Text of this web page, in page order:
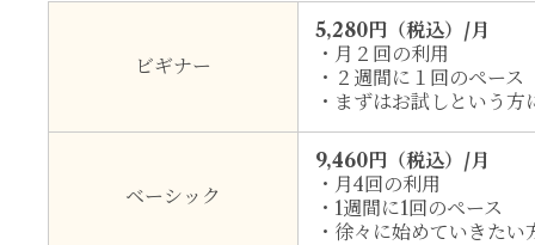
ビギナー
5,280円（税込）/月
・月２回の利用
・２週間に１回のペース
・まずはお試しという方
ベーシック
9,460円（税込）/月
・月4回の利用
・1週間に1回のペース
・徐々に始めていきたい